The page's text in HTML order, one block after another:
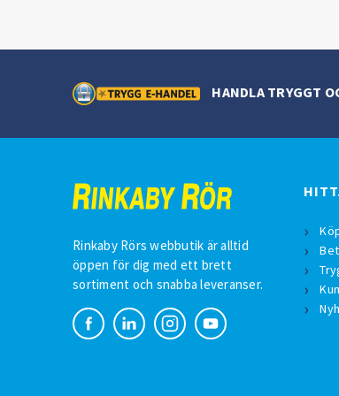
HANDLA TRYGGT
Rinkaby Rörs webbutik är alltid
öppen för dig med ett brett
sortiment och snabba leveranser.